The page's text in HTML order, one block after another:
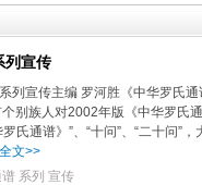
列宣传
系列宣传主编 罗河胜《中华罗氏
别族人对2002年版《中华罗氏
氏通谱》”、“十问”、“二十问”
文>>
系列 宣传